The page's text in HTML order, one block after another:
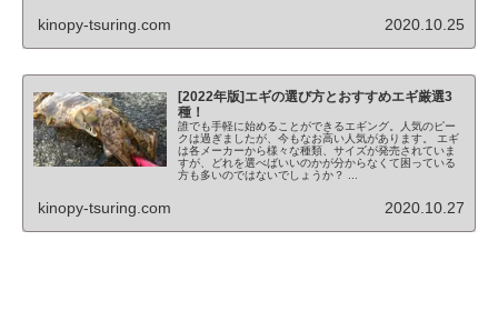
kinopy-tsuring.com 2020.10.25
[2022年版]エギの選び方とおすすめエギ厳選3
種！
誰でも手軽に始めることができるエギング。人気のピー
クは過ぎましたが、今もなお高い人気があります。 エギ
は各メーカーから様々な種類、サイズが発売されていま
すが、どれを選べばいいのかが分からなくて困っている
方も多いのではないでしょうか？ ...
kinopy-tsuring.com 2020.10.27